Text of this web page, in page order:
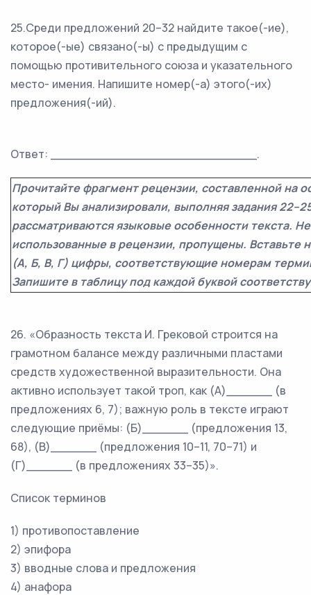
25.Среди предложений 20–32 найдите такое(-ие),
которое(-ые) связано(-ы) с предыдущим с
помощью противительного союза и указательного
место- имения. Напишите номер(-а) этого(-их)
предложения(-ий).
Ответ: ___________________________.
Прочитайте фрагмент рецензии, составленной на
который Вы анализировали, выполняя задания
рассматриваются языковые особенности текста.
использованные в рецензии, пропущены. Вставьте
(А, Б, В, Г) цифры, соответствующие номерам
Запишите в таблицу под каждой буквой
26. «Образность текста И. Грековой строится на
грамотном балансе между различными пластами
средств художественной выразительности. Она
активно использует такой троп, как (А)______ (в
предложениях 6, 7); важную роль в тексте играют
следующие приёмы: (Б)______ (предложения 13,
68), (В)______ (предложения 10–11, 70–71) и
(Г)______ (в предложениях 33–35)».
Список терминов
1) противопоставление
2) эпифора
3) вводные слова и предложения
4) анафора